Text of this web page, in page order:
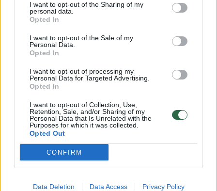
I want to opt-out of the Sharing of my
personal data.
Opted In
I want to opt-out of the Sale of my
Personal Data.
Opted In
I want to opt-out of processing my
Personal Data for Targeted Advertising.
Opted In
I want to opt-out of Collection, Use,
Retention, Sale, and/or Sharing of my
Personal Data that Is Unrelated with the
Purposes for which it was collected.
Opted Out
CONFIRM
Data Deletion Data Access Privacy Policy
Žinios | Pasaulis
00:00:56
Ukraina įspėja Baltijos šalis dėl rusų spaudimo: neaiškių
objektų atskridimai gali pasikartoti
Žinios | Pasaulis
Grasinimai iš A. Lukašenkos lūpų: esą nebe
apsaugos ES nuo migrantų antplūdžio
Žinios | Pasaulis
Iš rusų lūpų – siūlymas V. Putinui: ragina keliauti į fronto